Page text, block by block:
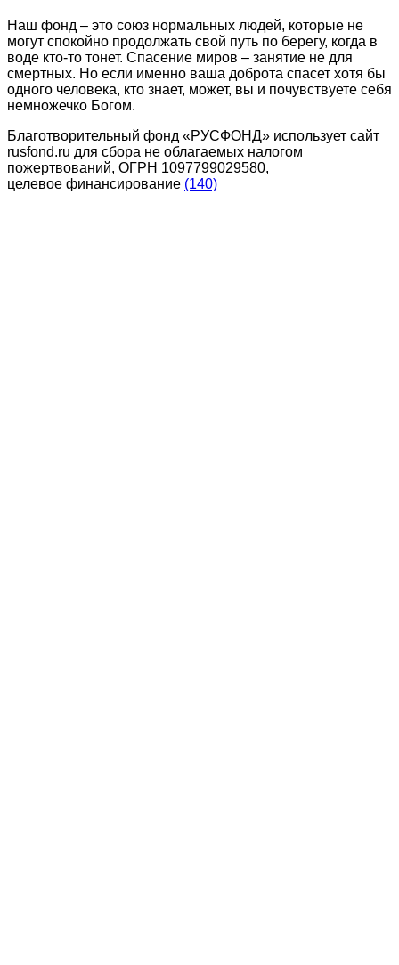
Наш фонд – это союз нормальных людей, которые не
могут спокойно продолжать свой путь по берегу, когда в
воде кто-то тонет. Спасение миров – занятие не для
смертных. Но если именно ваша доброта спасет хотя бы
одного человека, кто знает, может, вы и почувствуете себя
немножечко Богом.
Благотворительный фонд «РУСФОНД» использует сайт
rusfond.ru для сбора не облагаемых налогом
пожертвований, ОГРН 1097799029580,
целевое финансирование (140)